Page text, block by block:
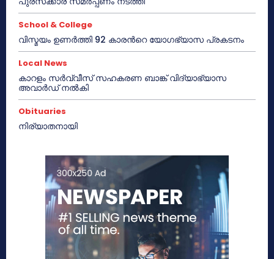
School & College
വിസ്മയം ഉണർത്തി 92 കാരൻറെ യോഗഭ്യാസ പ്രകടനം
Local News
കാറളം സർവ്വീസ് സഹകരണ ബാങ്ക് വിദ്യാഭ്യാസ
അവാർഡ് നൽകി
Obituaries
നിര്യാതനായി